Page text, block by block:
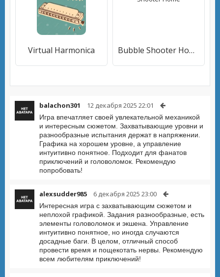
Virtual Harmonica Bubble Shooter Home
balachon301 12 декабря 2025 22:01
Игра впечатляет своей увлекательной механикой
и интересным сюжетом. Захватывающие уровни и
разнообразные испытания держат в напряжении.
Графика на хорошем уровне, а управление
интуитивно понятное. Подходит для фанатов
приключений и головоломок. Рекомендую
попробовать!
alexsudder985 6 декабря 2025 23:00
Интересная игра с захватывающим сюжетом и
неплохой графикой. Задания разнообразные, есть
элементы головоломок и экшена. Управление
интуитивно понятное, но иногда случаются
досадные баги. В целом, отличный способ
провести время и пощекотать нервы. Рекомендую
всем любителям приключений!